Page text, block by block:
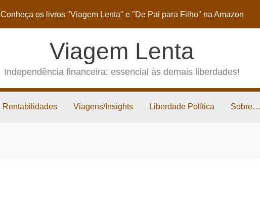
Conheça os livros "Viagem Lenta" e "De Pai para Filho" na Amazon
Viagem Lenta
Independência financeira: essencial às demais liberdades!
Rentabilidades Viagens/Insights Liberdade Política Sobre…